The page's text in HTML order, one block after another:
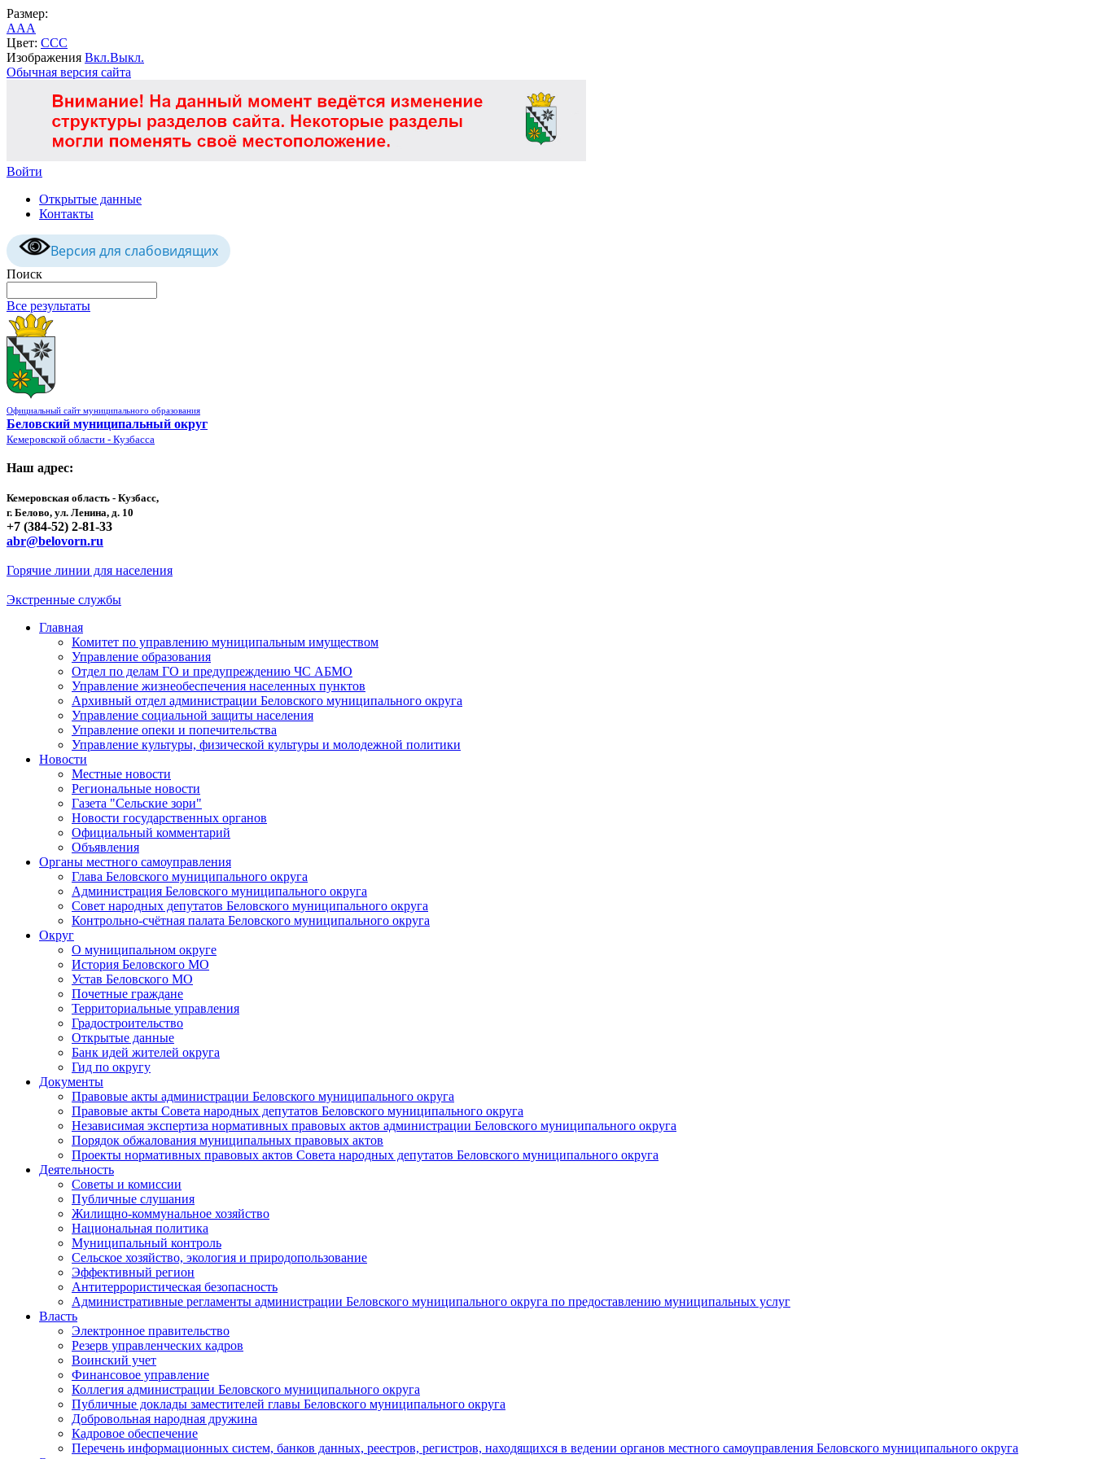
Размер:
AAA
Цвет: CCC
Изображения Вкл.Выкл.
Обычная версия сайта
Войти
Открытые данные
Контакты
Версия для слабовидящих
Поиск
Все результаты
Официальный сайт муниципального образования
Беловский муниципальный округ
Кемеровской области - Кузбасса
Наш адрес:
Кемеровская область - Кузбасс,
г. Белово, ул. Ленина, д. 10
+7 (384-52) 2-81-33
abr@belovorn.ru
Горячие линии для населения
Экстренные службы
Главная
Комитет по управлению муниципальным имуществом
Управление образования
Отдел по делам ГО и предупреждению ЧС АБМО
Управление жизнеобеспечения населенных пунктов
Архивный отдел администрации Беловского муниципального округа
Управление социальной защиты населения
Управление опеки и попечительства
Управление культуры, физической культуры и молодежной политики
Новости
Местные новости
Региональные новости
Газета "Сельские зори"
Новости государственных органов
Официальный комментарий
Объявления
Органы местного самоуправления
Глава Беловского муниципального округа
Администрация Беловского муниципального округа
Совет народных депутатов Беловского муниципального округа
Контрольно-счётная палата Беловского муниципального округа
Округ
О муниципальном округе
История Беловского МО
Устав Беловского МО
Почетные граждане
Территориальные управления
Градостроительство
Открытые данные
Банк идей жителей округа
Гид по округу
Документы
Правовые акты администрации Беловского муниципального округа
Правовые акты Совета народных депутатов Беловского муниципального округа
Независимая экспертиза нормативных правовых актов администрации Беловского муниципального округа
Порядок обжалования муниципальных правовых актов
Проекты нормативных правовых актов Совета народных депутатов Беловского муниципального округа
Деятельность
Советы и комиссии
Публичные слушания
Жилищно-коммунальное хозяйство
Национальная политика
Муниципальный контроль
Сельское хозяйство, экология и природопользование
Эффективный регион
Антитеррористическая безопасность
Административные регламенты администрации Беловского муниципального округа по предоставлению муниципальных услуг
Власть
Электронное правительство
Резерв управленческих кадров
Воинский учет
Финансовое управление
Коллегия администрации Беловского муниципального округа
Публичные доклады заместителей главы Беловского муниципального округа
Добровольная народная дружина
Кадровое обеспечение
Перечень информационных систем, банков данных, реестров, регистров, находящихся в ведении органов местного самоуправления Беловского муниципального округа